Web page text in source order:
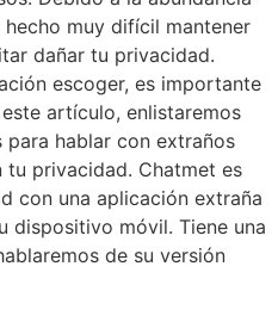
muy difícil mantener
dañar tu privacidad.
escoger, es importante
artículo, enlistaremos
para hablar con extraños
tu privacidad. Chatmet es
con una aplicación extraña
dispositivo móvil. Tiene una
de su versión